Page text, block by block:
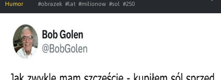
Humor #obrazek #lat #milionow #sol #250